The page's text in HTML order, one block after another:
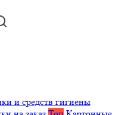
и средств гигиены